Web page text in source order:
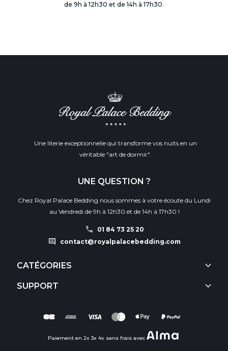
de 9h à 12h30 et de 14h à 17h30.
Une literie exceptionnelle qui transforme vos nuits en un
véritable "art de dormir".
UNE QUESTION ?
Chez Royal Palace Bedding nous sommes à votre écoute du Lundi
au Vendredi de 9h à 12h30 et de 14h à 17h30 !
call 01 84 73 25 20
comment contact@royalpalacebedding.com
CATÉGORIES keyboard_arrow_down
SUPPORT keyboard_arrow_down
Paiement en 2x 3x 4x sans frais avec